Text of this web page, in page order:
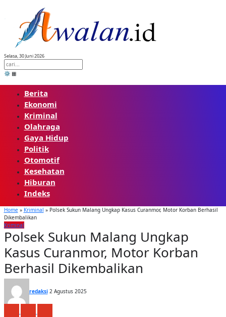
Selasa, 30 Juni 2026
⚙️ ▦
Berita
Ekonomi
Kriminal
Olahraga
Gaya Hidup
Politik
Otomotif
Kesehatan
Hiburan
Indeks
Home» Kriminal » Polsek Sukun Malang Ungkap Kasus Curanmor, Motor Korban Berhasil
Dikembalikan
Kriminal
Polsek Sukun Malang Ungkap
Kasus Curanmor, Motor Korban
Berhasil Dikembalikan
redaksi 2 Agustus 2025